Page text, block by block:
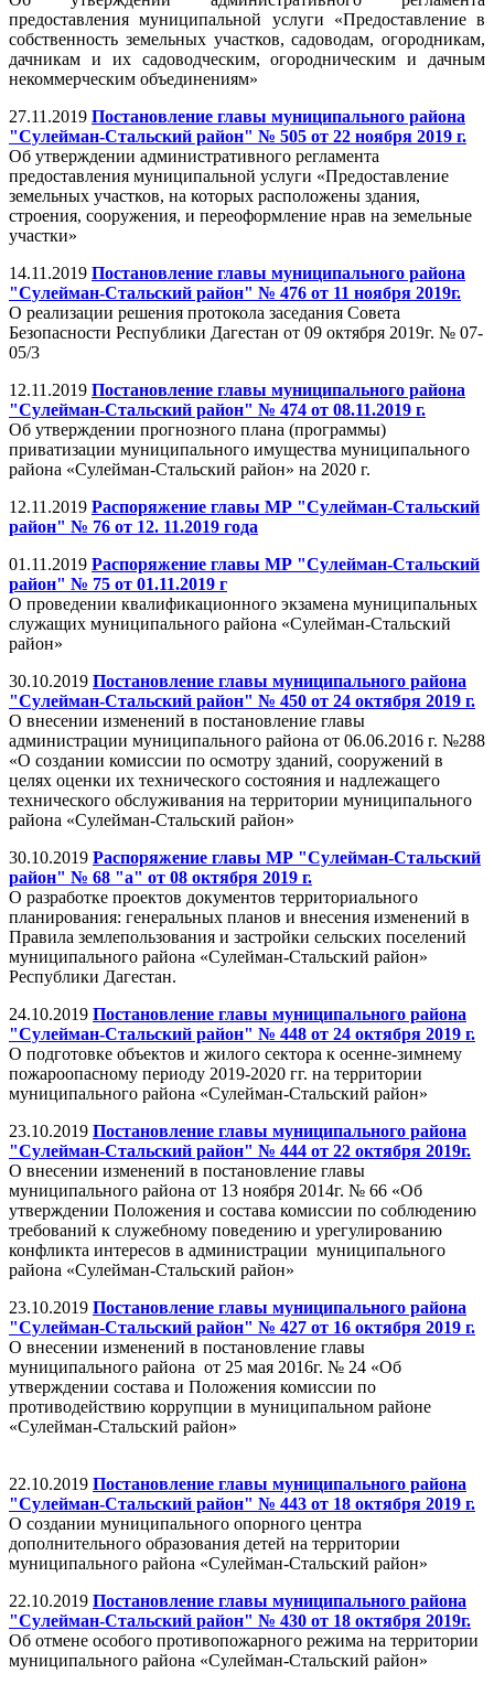
предоставления муниципальной услуги «Предоставление в
собственность земельных участков, садоводам, огородникам,
дачникам и их садоводческим, огородническим и дачным
некоммерческим объединениям»
27.11.2019 Постановление главы муниципального района
"Сулейман-Стальский район" № 505 от 22 ноября 2019 г.
Об утверждении административного регламента
предоставления муниципальной услуги «Предоставление
земельных участков, на которых расположены здания,
строения, сооружения, и переоформление нрав на земельные
участки»
14.11.2019 Постановление главы муниципального района
"Сулейман-Стальский район" № 476 от 11 ноября 2019г.
О реализации решения протокола заседания Совета
Безопасности Республики Дагестан от 09 октября 2019г. № 07-
05/3
12.11.2019 Постановление главы муниципального района
"Сулейман-Стальский район" № 474 от 08.11.2019 г.
Об утверждении прогнозного плана (программы)
приватизации муниципального имущества муниципального
района «Сулейман-Стальский район» на 2020 г.
12.11.2019 Распоряжение главы МР "Сулейман-Стальский
район" № 76 от 12. 11.2019 года
01.11.2019 Распоряжение главы МР "Сулейман-Стальский
район" № 75 от 01.11.2019 г
О проведении квалификационного экзамена муниципальных
служащих муниципального района «Сулейман-Стальский
район»
30.10.2019 Постановление главы муниципального района
"Сулейман-Стальский район" № 450 от 24 октября 2019 г.
О внесении изменений в постановление главы
администрации муниципального района от 06.06.2016 г. №288
«О создании комиссии по осмотру зданий, сооружений в
целях оценки их технического состояния и надлежащего
технического обслуживания на территории муниципального
района «Сулейман-Стальский район»
30.10.2019 Распоряжение главы МР "Сулейман-Стальский
район" № 68 "а" от 08 октября 2019 г.
О разработке проектов документов территориального
планирования: генеральных планов и внесения изменений в
Правила землепользования и застройки сельских поселений
муниципального района «Сулейман-Стальский район»
Республики Дагестан.
24.10.2019 Постановление главы муниципального района
"Сулейман-Стальский район" № 448 от 24 октября 2019 г.
О подготовке объектов и жилого сектора к осенне-зимнему
пожароопасному периоду 2019-2020 гг. на территории
муниципального района «Сулейман-Стальский район»
23.10.2019 Постановление главы муниципального района
"Сулейман-Стальский район" № 444 от 22 октября 2019г.
О внесении изменений в постановление главы
муниципального района от 13 ноября 2014г. № 66 «Об
утверждении Положения и состава комиссии по соблюдению
требований к служебному поведению и урегулированию
конфликта интересов в администрации муниципального
района «Сулейман-Стальский район»
23.10.2019 Постановление главы муниципального района
"Сулейман-Стальский район" № 427 от 16 октября 2019 г.
О внесении изменений в постановление главы
муниципального района от 25 мая 2016г. № 24 «Об
утверждении состава и Положения комиссии по
противодействию коррупции в муниципальном районе
«Сулейман-Стальский район»
22.10.2019 Постановление главы муниципального района
"Сулейман-Стальский район" № 443 от 18 октября 2019 г.
О создании муниципального опорного центра
дополнительного образования детей на территории
муниципального района «Сулейман-Стальский район»
22.10.2019 Постановление главы муниципального района
"Сулейман-Стальский район" № 430 от 18 октября 2019г.
Об отмене особого противопожарного режима на территории
муниципального района «Сулейман-Стальский район»